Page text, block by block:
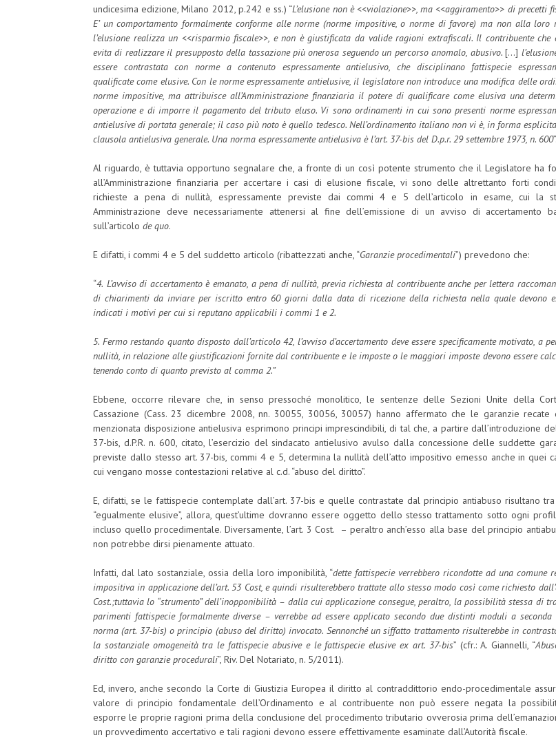
undicesima edizione, Milano 2012, p.242 e ss.) “L’elusione non è <<violazione>>, ma <<aggiramento>> di precetti
E’ un comportamento formalmente conforme alle norme (norme impositive, o norme di favore) ma non alla loro
l’elusione realizza un <<risparmio fiscale>>, e non è giustificata da valide ragioni extrafiscali. Il contribuente che
evita di realizzare il presupposto della tassazione più onerosa seguendo un percorso anomalo, abusivo.[…]
essere contrastata con norme a contenuto espressamente antielusivo, che disciplinano fattispecie
qualificate come elusive. Con le norme espressamente antielusive, il legislatore non introduce una modifica delle
norme impositive, ma attribuisce all’Amministrazione finanziaria il potere di qualificare come elusiva una
operazione e di imporre il pagamento del tributo eluso. Vi sono ordinamenti in cui sono presenti norme
antielusive di portata generale; il caso più noto è quello tedesco. Nell’ordinamento italiano non vi è, in forma
clausola antielusiva generale. Una norma espressamente antielusiva è l’art. 37-bis del D.p.r. 29 settembre 1973, n. 600”.
Al riguardo, è tuttavia opportuno segnalare che, a fronte di un così potente strumento che il Legislatore ha
all’Amministrazione finanziaria per accertare i casi di elusione fiscale, vi sono delle altrettanto forti
richieste a pena di nullità, espressamente previste dai commi 4 e 5 dell’articolo in esame, cui la
Amministrazione deve necessariamente attenersi al fine dell’emissione di un avviso di accertamento
sull’articolo de quo.
E difatti, i commi 4 e 5 del suddetto articolo (ribattezzati anche, “Garanzie procedimentali”) prevedono che:
“4. L’avviso di accertamento è emanato, a pena di nullità, previa richiesta al contribuente anche per lettera
di chiarimenti da inviare per iscritto entro 60 giorni dalla data di ricezione della richiesta nella quale devono
indicati i motivi per cui si reputano applicabili i commi 1 e 2.
5. Fermo restando quanto disposto dall’articolo 42, l’avviso d’accertamento deve essere specificamente motivato, a
nullità, in relazione alle giustificazioni fornite dal contribuente e le imposte o le maggiori imposte devono essere
tenendo conto di quanto previsto al comma 2.”
Ebbene, occorre rilevare che, in senso pressoché monolitico, le sentenze delle Sezioni Unite della
Cassazione (Cass. 23 dicembre 2008, nn. 30055, 30056, 30057) hanno affermato che le garanzie recate
menzionata disposizione antielusiva esprimono principi imprescindibili, di tal che, a partire dall’introduzione
37-bis, d.P.R. n. 600, citato, l’esercizio del sindacato antielusivo avulso dalla concessione delle suddette
previste dallo stesso art. 37-bis, commi 4 e 5, determina la nullità dell’atto impositivo emesso anche in quei
cui vengano mosse contestazioni relative al c.d. “abuso del diritto”.
E, difatti, se le fattispecie contemplate dall’art. 37-bis e quelle contrastate dal principio antiabuso risultano
“egualmente elusive”, allora, quest’ultime dovranno essere oggetto dello stesso trattamento sotto ogni
incluso quello procedimentale. Diversamente, l’art. 3 Cost. – peraltro anch’esso alla base del principio
non potrebbe dirsi pienamente attuato.
Infatti, dal lato sostanziale, ossia della loro imponibilità, “dette fattispecie verrebbero ricondotte ad una comune
impositiva in applicazione dell’art. 53 Cost, e quindi risulterebbero trattate allo stesso modo così come richiesto
Cost.;tuttavia lo “strumento” dell’inopponibilità – dalla cui applicazione consegue, peraltro, la possibilità stessa di
parimenti fattispecie formalmente diverse – verrebbe ad essere applicato secondo due distinti moduli a seconda
norma (art. 37-bis) o principio (abuso del diritto) invocato. Sennonché un siffatto trattamento risulterebbe in
la sostanziale omogeneità tra le fattispecie abusive e le fattispecie elusive ex art. 37-bis” (cfr.: A. Giannelli, “
diritto con garanzie procedurali”, Riv. Del Notariato, n. 5/2011).
Ed, invero, anche secondo la Corte di Giustizia Europea il diritto al contraddittorio endo-procedimentale
valore di principio fondamentale dell’Ordinamento e al contribuente non può essere negata la
esporre le proprie ragioni prima della conclusione del procedimento tributario ovverosia prima
un provvedimento accertativo e tali ragioni devono essere effettivamente esaminate dall’Autorità fiscale.